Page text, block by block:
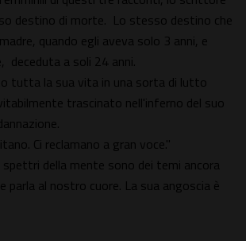
destino di morte. Lo stesso destino che
quando egli aveva solo 3 anni, e
deceduta a soli 24 anni.
tutta la sua vita in una sorta di lutto
trascinato nell'inferno del suo
Ci reclamano a gran voce."
spettri della mente sono dei temi ancora
al nostro cuore. La sua angoscia è